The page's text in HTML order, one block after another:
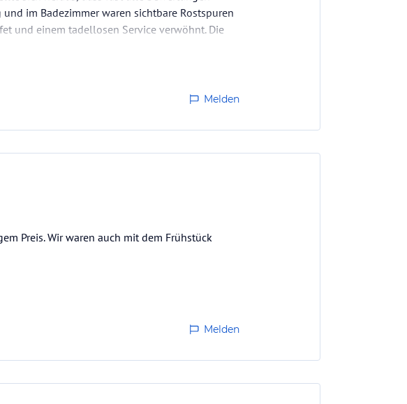
im Badezimmer waren sichtbare Rostspuren
und einem tadellosen Service verwöhnt. Die
Melden
Preis. Wir waren auch mit dem Frühstück
Melden